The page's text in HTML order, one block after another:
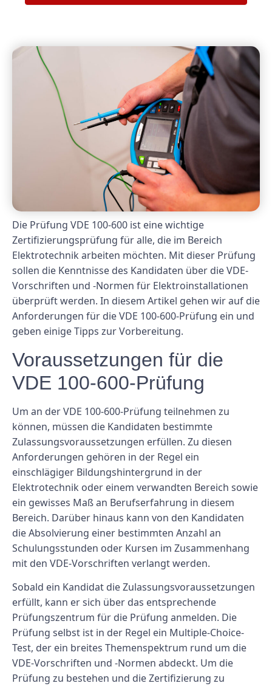
Die Prüfung VDE 100-600 ist eine wichtige
Zertifizierungsprüfung für alle, die im Bereich
Elektrotechnik arbeiten möchten. Mit dieser Prüfung
sollen die Kenntnisse des Kandidaten über die VDE-
Vorschriften und -Normen für Elektroinstallationen
überprüft werden. In diesem Artikel gehen wir auf die
Anforderungen für die VDE 100-600-Prüfung ein und
geben einige Tipps zur Vorbereitung.
Voraussetzungen für die
VDE 100-600-Prüfung
Um an der VDE 100-600-Prüfung teilnehmen zu
können, müssen die Kandidaten bestimmte
Zulassungsvoraussetzungen erfüllen. Zu diesen
Anforderungen gehören in der Regel ein
einschlägiger Bildungshintergrund in der
Elektrotechnik oder einem verwandten Bereich sowie
ein gewisses Maß an Berufserfahrung in diesem
Bereich. Darüber hinaus kann von den Kandidaten
die Absolvierung einer bestimmten Anzahl an
Schulungsstunden oder Kursen im Zusammenhang
mit den VDE-Vorschriften verlangt werden.
Sobald ein Kandidat die Zulassungsvoraussetzungen
erfüllt, kann er sich über das entsprechende
Prüfungszentrum für die Prüfung anmelden. Die
Prüfung selbst ist in der Regel ein Multiple-Choice-
Test, der ein breites Themenspektrum rund um die
VDE-Vorschriften und -Normen abdeckt. Um die
Prüfung zu bestehen und die Zertifizierung zu